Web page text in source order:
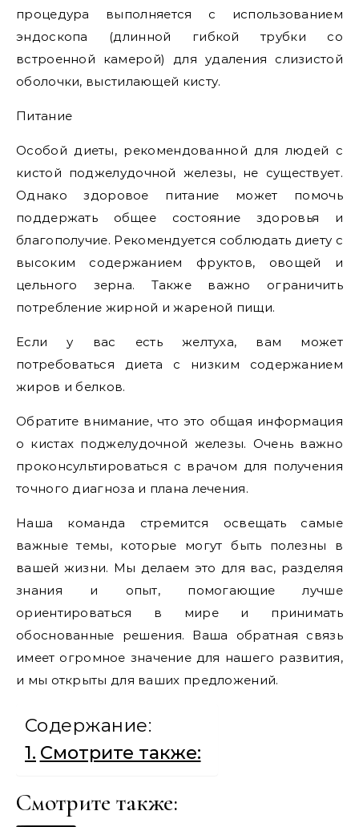
процедура выполняется с использованием
эндоскопа (длинной гибкой трубки со
встроенной камерой) для удаления слизистой
оболочки, выстилающей кисту.
Питание
Особой диеты, рекомендованной для людей с
кистой поджелудочной железы, не существует.
Однако здоровое питание может помочь
поддержать общее состояние здоровья и
благополучие. Рекомендуется соблюдать диету с
высоким содержанием фруктов, овощей и
цельного зерна. Также важно ограничить
потребление жирной и жареной пищи.
Если у вас есть желтуха, вам может
потребоваться диета с низким содержанием
жиров и белков.
Обратите внимание, что это общая информация
о кистах поджелудочной железы. Очень важно
проконсультироваться с врачом для получения
точного диагноза и плана лечения.
Наша команда стремится освещать самые
важные темы, которые могут быть полезны в
вашей жизни. Мы делаем это для вас, разделяя
знания и опыт, помогающие лучше
ориентироваться в мире и принимать
обоснованные решения. Ваша обратная связь
имеет огромное значение для нашего развития,
и мы открыты для ваших предложений.
Содержание:
Смотрите также:
Смотрите также: